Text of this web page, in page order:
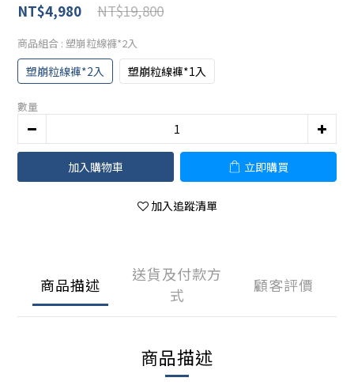
NT$19,800
NT$4,980
商品組合 : 塑崩粒線褲*2入
塑崩粒線褲*2入 塑崩粒線褲*1入
數量
加入購物車 立即購買
加入追蹤清單
商品描述
送貨及付款方
式
顧客評價
商品描述